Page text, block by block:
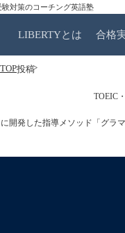
対策のコーチング英語塾
LIBERTYとは 合格
投稿
TOEIC
開発した指導メソッド「グラ